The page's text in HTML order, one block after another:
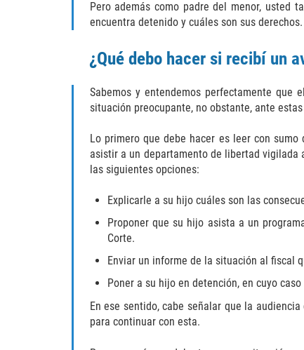
Pero además como padre del menor, usted
encuentra detenido y cuáles son sus derechos.
¿Qué debo hacer si recibí un
Sabemos y entendemos perfectamente
situación preocupante, no obstante, ante
Lo primero que debe hacer es leer con
asistir a un departamento de libertad vigilada
las siguientes opciones:
Explicarle a su hijo cuáles son las
Proponer que su hijo asista a un
Corte.
Enviar un informe de la situación al fiscal
Poner a su hijo en detención, en cuyo
En ese sentido, cabe señalar que la
para continuar con esta.